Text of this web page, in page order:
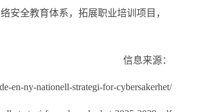
安全教育体系，拓展职业培训项目，
信息来源：
en-ny-nationell-strategi-for-cybersakerhet/